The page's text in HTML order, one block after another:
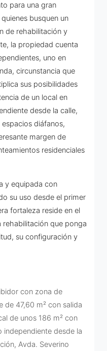
para una gran
busquen un
de rehabilitación y
la propiedad cuenta
uno en
circunstancia que
sus posibilidades
de un local en
desde la calle,
diáfanos,
margen de
residenciales
y equipada con
su uso desde el primer
fortaleza reside en el
que ponga
su configuración y
con zona de
de 47,60 m² con salida
de unos 186 m² con
independiente desde la
Avda. Severino